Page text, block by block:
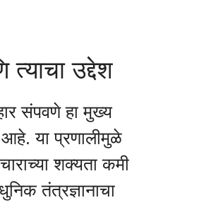
त्याचा उद्देश
संपवणे हा मुख्य
आहे. या प्रणालीमुळे
शक्यता कमी
तंत्रज्ञानाचा